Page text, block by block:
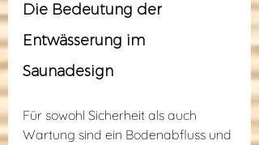
Die Bedeutung der
Entwässerung im
Saunadesign
Für sowohl Sicherheit als auch
Wartung sind ein Bodenabfluss und